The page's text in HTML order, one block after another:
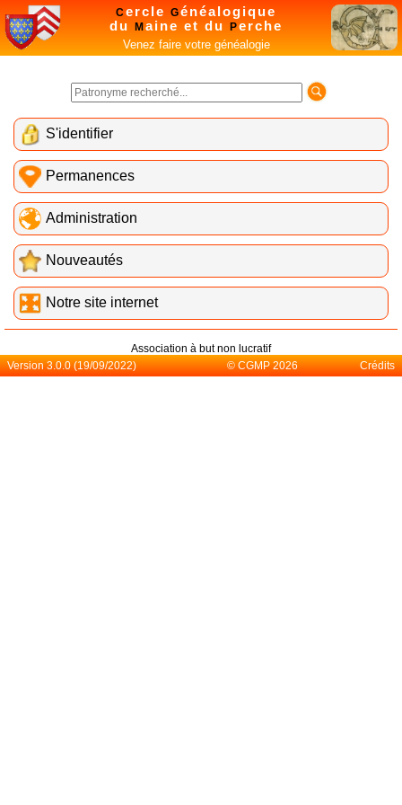
Cercle Généalogique
du
M aine et du Perche
Venez faire votre généalogie
S'identifier
Permanences
Administration
Nouveautés
Notre site internet
Association à but non lucratif
Version 3.0.0 (19/09/2022)
© CGMP 2026 Crédits